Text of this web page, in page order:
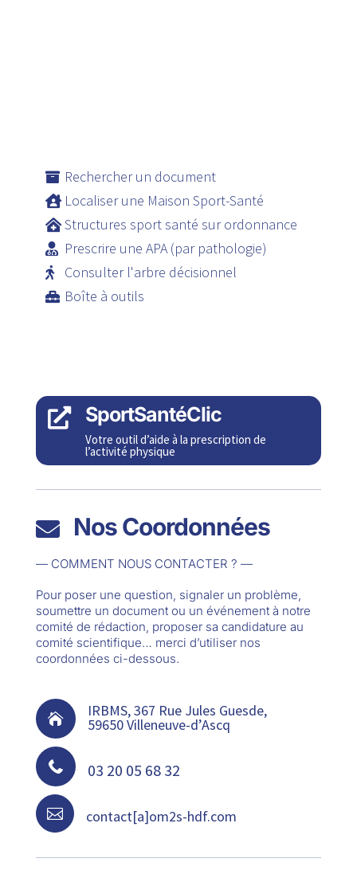
Rechercher un document
Localiser une Maison Sport-Santé
Structures sport santé sur ordonnance
Prescrire une APA (par pathologie)
Consulter l'arbre décisionnel
Boîte à outils
 SportSantéClic
Votre outil d’aide à la prescription de
l’activité physique
 Nos Coordonnées
— COMMENT NOUS CONTACTER ? —
Pour poser une question, signaler un problème,
soumettre un document ou un événement à notre
comité de rédaction, proposer sa candidature au
comité scientifique… merci d’utiliser nos
coordonnées ci-dessous.
 IRBMS, 367 Rue Jules Guesde,
59650 Villeneuve-d’Ascq
 03 20 05 68 32
 contact[a]om2s-hdf.com